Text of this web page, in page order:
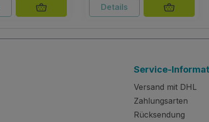
Details
Service-
Versand mit DHL
Zahlungsarten
Rücksendung